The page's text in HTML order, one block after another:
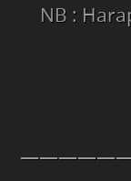
NB :